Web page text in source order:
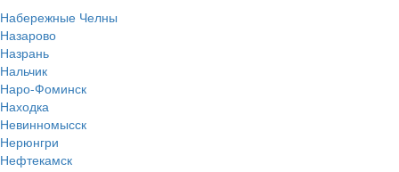
Набережные Челны
Назарово
Назрань
Нальчик
Наро-Фоминск
Находка
Невинномысск
Нерюнгри
Нефтекамск